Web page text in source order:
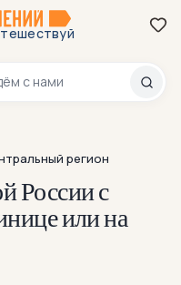
с нами
23
регион
России с
или на